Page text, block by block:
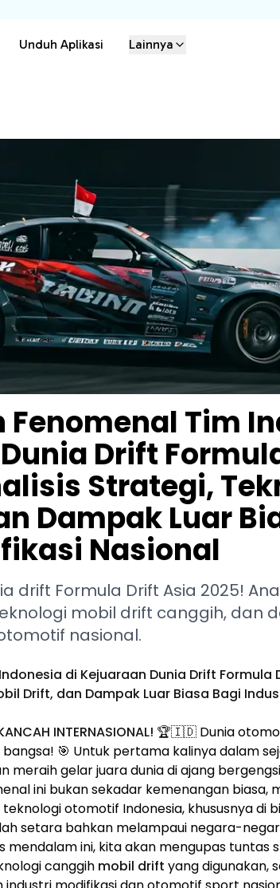
Unduh Aplikasi Lainnya
Fenomenal Tim
Drift
Strategi,
Dampak Luar
Nasional
drift Formula Drift Asia 2025!
mobil drift canggih, dan
nasional.
di Kejuaraan Dunia Drift Formula
Drift, dan Dampak Luar Biasa Bagi
INTERNASIONAL! 🏆🇮🇩 Dunia
🎯 Untuk pertama kalinya dalam
meraih gelar juara dunia di ajang bergengsi
ini bukan sekadar kemenangan biasa,
otomotif Indonesia, khususnya di
setara bahkan melampaui negara-
mendalam ini, kita akan mengupas tuntas
canggih mobil drift yang digunakan,